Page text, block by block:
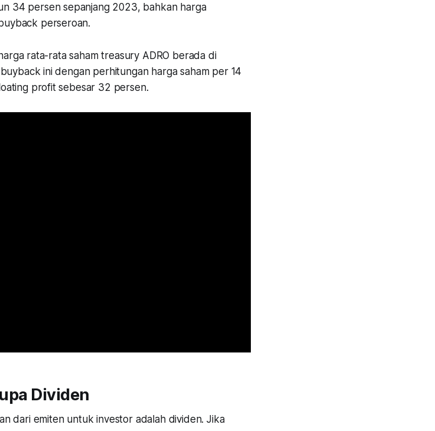
34 persen sepanjang 2023, bahkan harga
perseroan.
rata-rata saham treasury ADRO berada di
ini dengan perhitungan harga saham per 14
profit sebesar 32 persen.
Dividen
dari emiten untuk investor adalah dividen. Jika